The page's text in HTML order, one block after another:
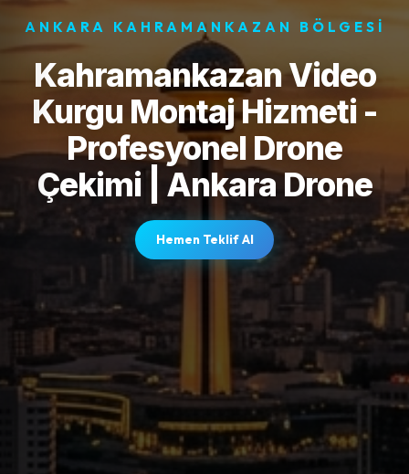
ANKARA KAHRAMANKAZAN BÖLGESI
Kahramankazan Video
Kurgu Montaj Hizmeti -
Profesyonel Drone
Çekimi | Ankara Drone
Hemen Teklif Al